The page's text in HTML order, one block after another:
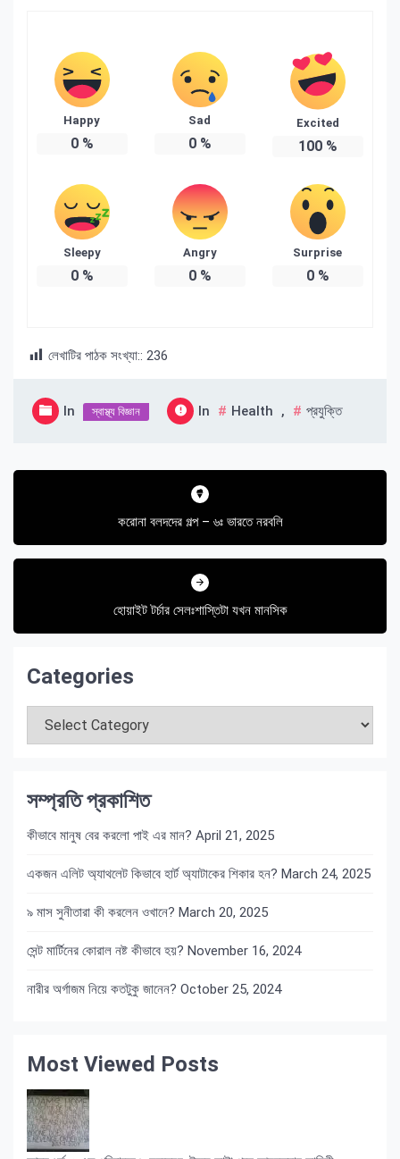
Happy
0%
Sad
0%
Excited
100%
Sleepy
0%
Angry
0%
Surprise
0%
লেখাটির পাঠক সংখ্যা:: 236
In স্বাস্থ্য বিজ্ঞান In Health , প্রযুক্তি
Post
করোনা বলদদের গল্প – ৬ঃ ভারতে নরবলি
হোয়াইট টর্চার সেলঃশাস্তিটা যখন মানসিক
Categories
সম্প্রতি প্রকাশিত
কীভাবে মানুষ বের করলো পাই এর মান? April 21, 2025
একজন এলিট অ্যাথলেট কিভাবে হার্ট অ্যাটাকের শিকার হন? March 24, 2025
৯ মাস সুনীতারা কী করলেন ওখানে? March 20, 2025
সেন্ট মার্টিনের কোরাল নষ্ট কীভাবে হয়? November 16, 2024
নারীর অর্গাজম নিয়ে কতটুকু জানেন? October 25, 2024
Most Viewed Posts